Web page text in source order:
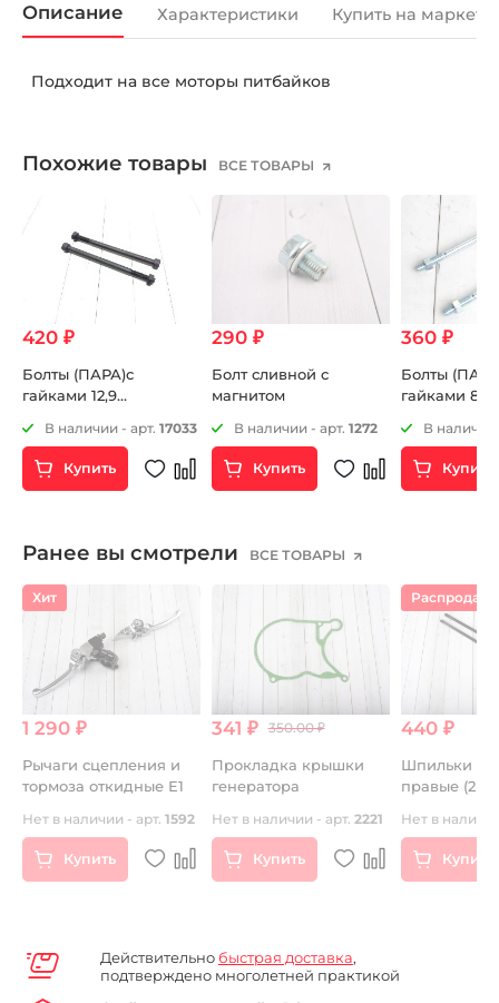
Описание Характеристики Купить на
Подходит на все моторы питбайков
Похожие товары ВСЕ ТОВАРЫ
420 ₽
Болты (ПАРА)с
гайками 12,9
М8х130мм
В наличии - арт. 17033
Купить
290 ₽
Болт сливной с
магнитом
В наличии - арт. 1272
Купить
360 ₽
Болты
гайками 8,8
М8х130мм
В наличии
Купить
Ранее вы смотрели ВСЕ ТОВАРЫ
Хит
1 290 ₽
Рычаги сцепления и
тормоза откидные Е1
Нет в наличии - арт. 1592
Купить
341 ₽ 350.00 ₽
Прокладка крышки
генератора
Нет в наличии - арт. 2221
Купить
Распродажа
440 ₽
Шпильки
правые
(P040075)
Нет в
Купить
Действительно быстрая доставка,
подтверждено многолетней практикой